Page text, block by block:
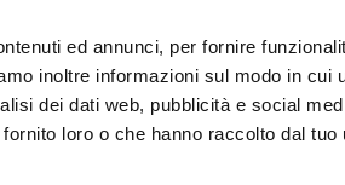
ed annunci, per fornire
inoltre informazioni sul modo in cui
dei dati web, pubblicità e social
loro o che hanno raccolto dal tuo